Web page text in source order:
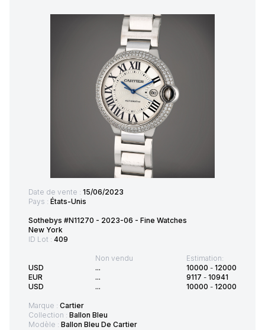
Date de vente : 15/06/2023
Pays : États-Unis
Sothebys #N11270 - 2023-06 - Fine Watches
New York
ID Lot : 409
USD
EUR
USD
Non vendu
...
...
...
Estimation:
10000 - 12000
9117 - 10941
10000 - 12000
Marque : Cartier
Collection : Ballon Bleu
Modèle : Ballon Bleu De Cartier